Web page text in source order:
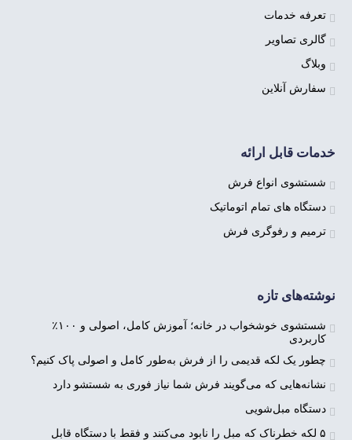
تعرفه خدمات
گالری تصاویر
وبلاگ
سفارش آنلاین
خدمات قابل ارائه
شستشوی انواع فرش
دستگاه های تمام اتوماتیک
ترمیم و رفوگری فرش
نوشته‌های تازه
شستشوی خوشخواب در خانه؛ آموزش کامل، اصولی و ۱۰۰٪
کاربردی
چطور یک لکه قدیمی را از فرش به‌طور کامل و اصولی پاک کنیم؟
نشانه‌هایی که می‌گویند فرش شما نیاز فوری به شستشو دارد
دستگاه مبل‌شویی
۵ لکه‌ خطرناک که مبل را نابود می‌کنند و فقط با دستگاه قابل